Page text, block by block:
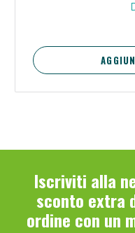
Iscriviti alla
sconto extra
ordine con un